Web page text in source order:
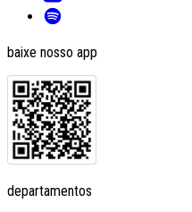
baixe nosso app
departamentos